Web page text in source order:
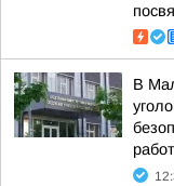
В
работ